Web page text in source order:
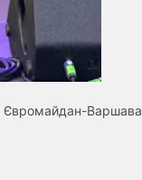
Євромайдан-Варшава